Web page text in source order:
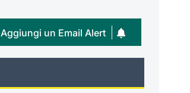
Aggiungi un Email Alert